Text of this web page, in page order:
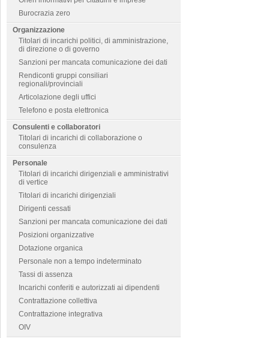
Burocrazia zero
Organizzazione
Titolari di incarichi politici, di amministrazione,
di direzione o di governo
Sanzioni per mancata comunicazione dei dati
Rendiconti gruppi consiliari
regionali/provinciali
Articolazione degli uffici
Telefono e posta elettronica
Consulenti e collaboratori
Titolari di incarichi di collaborazione o
consulenza
Personale
Titolari di incarichi dirigenziali e amministrativi
di vertice
Titolari di incarichi dirigenziali
Dirigenti cessati
Sanzioni per mancata comunicazione dei dati
Posizioni organizzative
Dotazione organica
Personale non a tempo indeterminato
Tassi di assenza
Incarichi conferiti e autorizzati ai dipendenti
Contrattazione collettiva
Contrattazione integrativa
OIV